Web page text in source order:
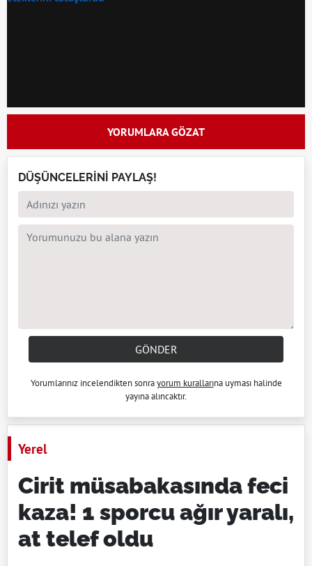
YORUMLARA GÖZAT
DÜŞÜNCELERİNİ PAYLAŞ!
GÖNDER
Yorumlarınız incelendikten sonrayorum kurallarına uyması halinde
yayına alıncaktır.
Yerel
Cirit müsabakasında feci
kaza! 1 sporcu ağır yaralı,
at telef oldu